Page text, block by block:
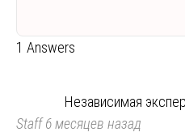
1 Answers
Независимая
Staff6 месяцев назад